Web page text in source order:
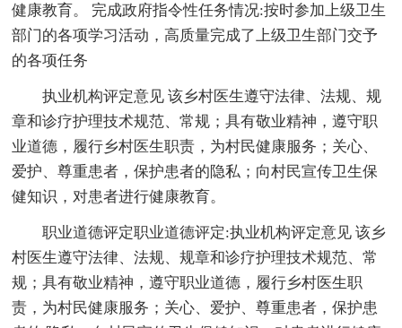
健康教育。 完成政府指令性任务情况:按时参加上级卫生
部门的各项学习活动，高质量完成了上级卫生部门交予
的各项任务
执业机构评定意见 该乡村医生遵守法律、法规、规
章和诊疗护理技术规范、常规；具有敬业精神，遵守职
业道德，履行乡村医生职责，为村民健康服务；关心、
爱护、尊重患者，保护患者的隐私；向村民宣传卫生保
健知识，对患者进行健康教育。
职业道德评定职业道德评定:执业机构评定意见 该乡
村医生遵守法律、法规、规章和诊疗护理技术规范、常
规；具有敬业精神，遵守职业道德，履行乡村医生职
责，为村民健康服务；关心、爱护、尊重患者，保护患